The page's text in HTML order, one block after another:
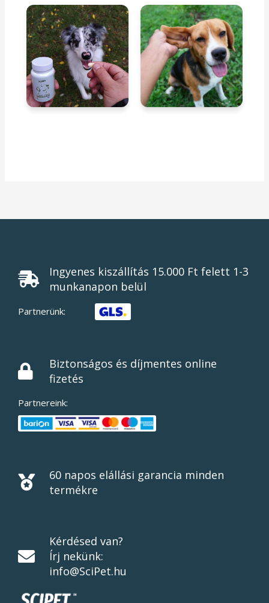
Ingyenes kiszállítás 15.000 Ft felett 1-3
munkanapon belül
Partnerünk:
Biztonságos és díjmentes online
fizetés
Partnereink:
60 napos elállási garancia minden
termékre
Kérdésed van?
Írj nekünk:
info@SciPet.hu